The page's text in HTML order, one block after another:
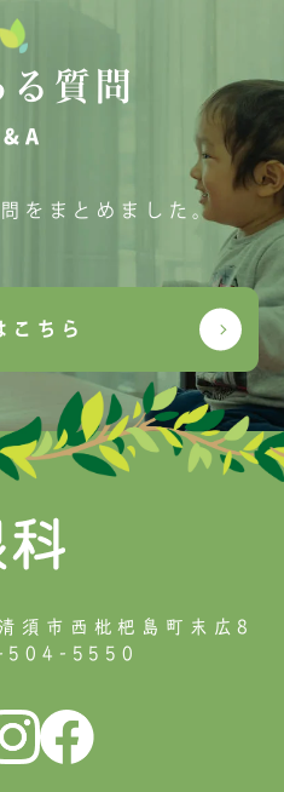
る質問
をまとめました。
こちら
市西枇杷島町末広8
504-5550